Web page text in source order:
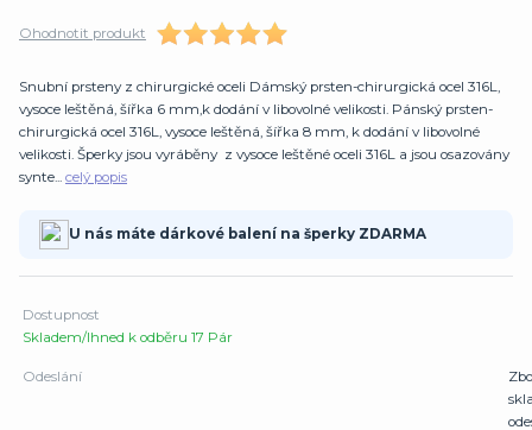
Ohodnotit produkt
Snubní prsteny z chirurgické oceli Dámský prsten-chirurgická ocel 316L,
vysoce leštěná, šířka 6 mm,k dodání v libovolné velikosti. Pánský prsten-
chirurgická ocel 316L, vysoce leštěná, šířka 8 mm, k dodání v libovolné
velikosti. Šperky jsou vyráběny z vysoce leštěné oceli 316L a jsou osazovány
synte... celý popis
U nás máte dárkové balení na šperky ZDARMA
Dostupnost
Skladem/Ihned k odběru 17 Pár
Odeslání